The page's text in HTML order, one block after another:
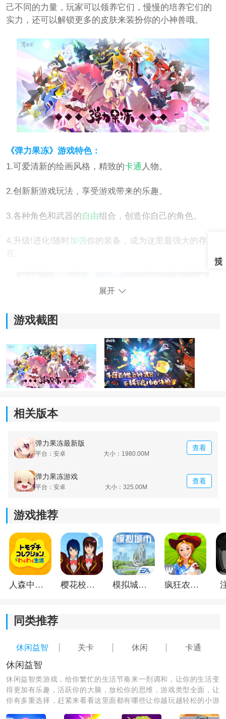
己不同的力量，玩家可以领养它们，慢慢的培养它们的
实力，还可以解锁更多的皮肤来装扮你的小神兽哦。
《弹力果冻》游戏特色：
1.可爱清新的绘画风格，精致的卡通 人物。
2.创新新游戏玩法，享受游戏带来的乐趣。
3.各种角色和武器的自由组合，创造你自己的角色。
4.升级!进化!随时加强你的装备，成为这里最强大的存
在。
1、有趣的地下城怪物游戏，丰富的游戏
2、免费收集大量的游戏武器，不断增长的强大，探索奇
3、不同的boss，解锁更多关卡，关注你自己，注意你身
弹力果冻游戏攻略：
首先，游戏界面最左侧显示的“燃料”其实就是玩家的体力
值，挑战关卡和刷资源都会消耗燃料。
前期培养优先级推荐：
武器提升的主要作用就是增加输出伤害，能够帮助玩家
展开
游戏截图
相关版本
弹力果冻最新版
平台：安卓 大小：1980.00M
查看
弹力果冻游戏
平台：安卓 大小：325.00M
查看
游戏推荐
人森中文版 樱花校园模拟器1.048.00中文版 模拟城市我是巿长联机版 疯狂农场3美国派19
同类推荐
休闲益智 关卡 休闲 卡通
休闲益智
休闲益智类游戏，给你繁忙的生活节奏来一剂调和，让你的生活变
得更加有乐趣，活跃你的大脑，放松你的思维，游戏类型全面，让
你有多重选择，赶紧来看看这里面都有哪些让你越玩越轻松的小游